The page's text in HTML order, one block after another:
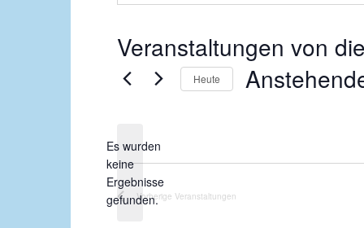
Veranstaltungen von
H
i
Es wurden
keine
Ergebnisse
gefunden.
Heute
u
Vorherige Veranstaltungen